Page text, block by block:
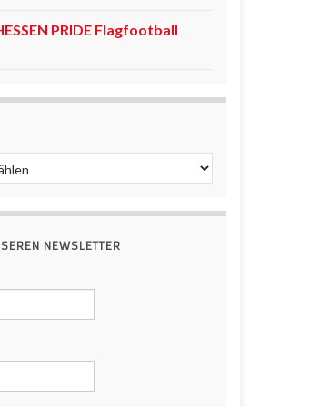
PRIDE Flagfootball
NEWSLETTER